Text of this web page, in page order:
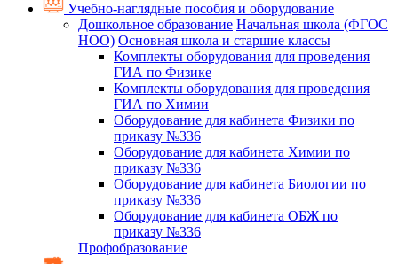
Учебно-наглядные пособия и оборудование
Дошкольное образование Начальная школа (ФГОС
НОО) Основная школа и старшие классы
Комплекты оборудования для проведения
ГИА по Физике
Комплекты оборудования для проведения
ГИА по Химии
Оборудование для кабинета Физики по
приказу №336
Оборудование для кабинета Химии по
приказу №336
Оборудование для кабинета Биологии по
приказу №336
Оборудование для кабинета ОБЖ по
приказу №336
Профобразование